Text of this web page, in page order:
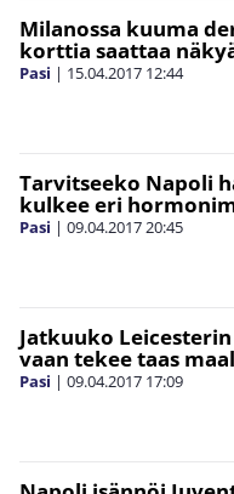
Milanossa kuuma
korttia saattaa
Pasi | 15.04.2017 12:44
Tarvitseeko Napoli
kulkee eri
Pasi | 09.04.201720:45
Jatkuuko
vaan tekee taas
Pasi | 09.04.2017 17:09